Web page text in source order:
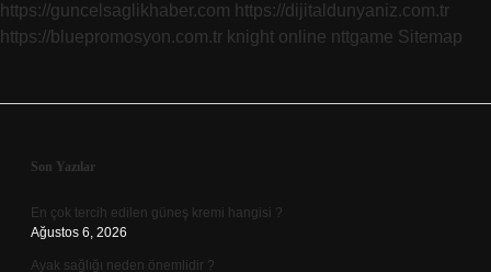
https://guncelsaglikhaber.com https://dijitaldunyaniz.com.tr
https://bluepromosyon.com.tr knight online nttgame Sitemap
Sidebar
Son Yazılar
En çok tercih edilen güneş kremi hangisi ?
Ağustos 6, 2026
Ayak sağlığı neden önemlidir ?